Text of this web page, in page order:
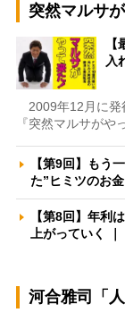
突然マルサ
入
2009年12月に発
『突然マルサが
【第9回】もう
た”ヒミツのお
【第8回】年利
上がっていく
河合雅司「